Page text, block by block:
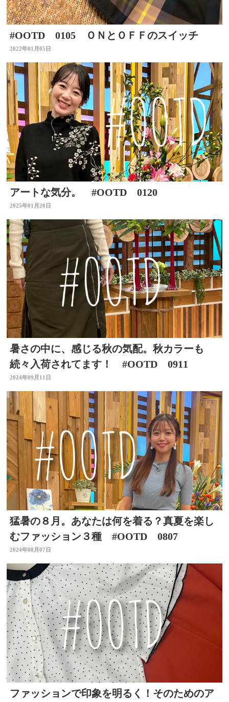
#OOTD 0105 ＯＮとＯＦＦのスイッチ
2022年01月05日
アートな気分。 #OOTD 0120
2025年01月20日
暑さの中に、感じる秋の気配。秋カラーも
続々入荷されてます！ #OOTD 0911
2024年09月11日
猛暑の８月。あなたは何を着る？真夏を楽し
むファッション３種 #OOTD 0807
2024年08月07日
ファッションで印象を明るく！そのためのア